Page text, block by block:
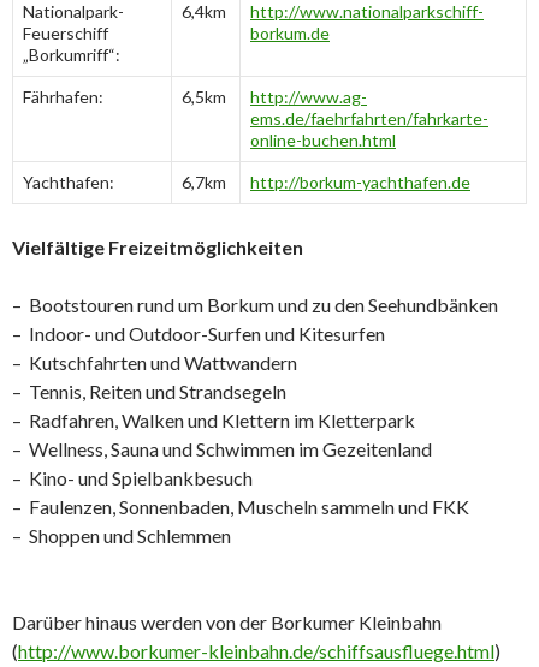
Nationalpark-
Feuerschiff
„Borkumriff“:
6,4km
http://www.nationalparkschiff-
borkum.de
Fährhafen: 6,5km
http://www.ag-
ems.de/faehrfahrten/fahrkarte-
online-buchen.html
Yachthafen: 6,7km http://borkum-yachthafen.de
Vielfältige Freizeitmöglichkeiten
– Bootstouren rund um Borkum und zu den Seehundbänken
– Indoor- und Outdoor-Surfen und Kitesurfen
– Kutschfahrten und Wattwandern
– Tennis, Reiten und Strandsegeln
– Radfahren, Walken und Klettern im Kletterpark
– Wellness, Sauna und Schwimmen im Gezeitenland
– Kino- und Spielbankbesuch
– Faulenzen, Sonnenbaden, Muscheln sammeln und FKK
– Shoppen und Schlemmen
Darüber hinaus werden von der Borkumer Kleinbahn
(http://www.borkumer-kleinbahn.de/schiffsausfluege.html)